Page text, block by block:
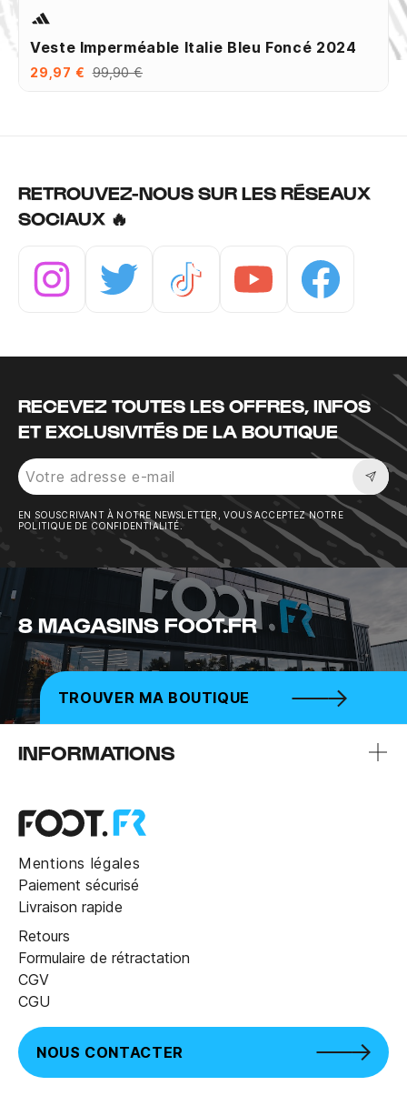
Veste Imperméable Italie Bleu Foncé 2024
29,97 € 99,90 €
RETROUVEZ-NOUS SUR LES RÉSEAUX
SOCIAUX 🔥
RECEVEZ TOUTES LES OFFRES, INFOS
ET EXCLUSIVITÉS DE LA BOUTIQUE
EN SOUSCRIVANT À NOTRE NEWSLETTER, VOUS ACCEPTEZ NOTRE
POLITIQUE DE CONFIDENTIALITÉ.
8 MAGASINS FOOT.FR
TROUVER MA BOUTIQUE
INFORMATIONS
Mentions légales
Paiement sécurisé
Livraison rapide
Retours
Formulaire de rétractation
CGV
CGU
NOUS CONTACTER